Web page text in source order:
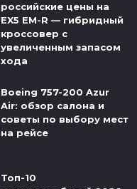
российские цены на
EX5 EM-R — гибридный
кроссовер с
увеличенным запасом
хода
Boeing 757-200 Azur
Air: обзор салона и
советы по выбору мест
на рейсе
Топ-10